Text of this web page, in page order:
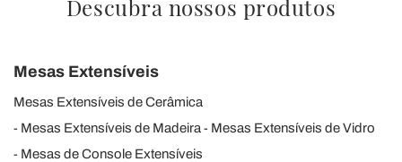
Descubra nossos produtos
Mesas Extensíveis
Mesas Extensíveis de Cerâmica
Mesas Extensíveis de Madeira
Mesas Extensíveis de Vidro
Mesas de Console Extensíveis